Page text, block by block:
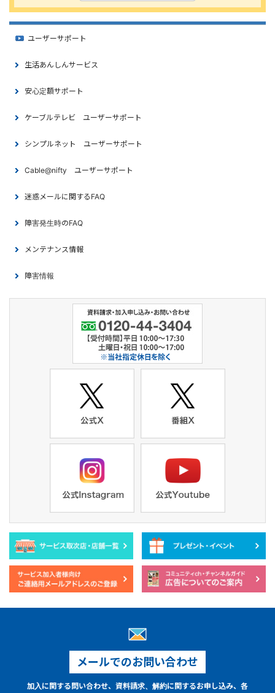
ユーザーサポート
生活あんしんサービス
安心定額サポート
ケーブルテレビ ユーザーサポート
シンプルネット ユーザーサポート
Cable@nifty ユーザーサポート
迷惑メールに関するFAQ
障害発生時のFAQ
メンテナンス情報
障害情報
メールでのお問い合わせ
加入に関する問い合わせ、資料請求、解約に関するお申し込み、各